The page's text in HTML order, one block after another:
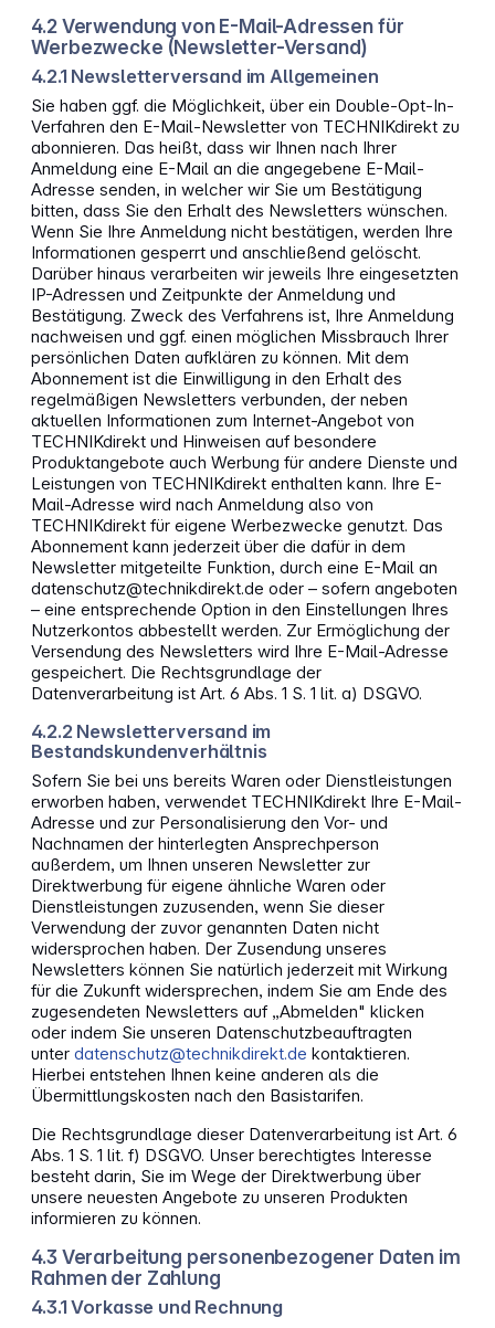
4.2 Verwendung von E-Mail-Adressen für
Werbezwecke (Newsletter-Versand)
4.2.1 Newsletterversand im Allgemeinen
Sie haben ggf. die Möglichkeit, über ein Double-Opt-In-
Verfahren den E-Mail-Newsletter von TECHNIKdirekt zu
abonnieren. Das heißt, dass wir Ihnen nach Ihrer
Anmeldung eine E-Mail an die angegebene E-Mail-
Adresse senden, in welcher wir Sie um Bestätigung
bitten, dass Sie den Erhalt des Newsletters wünschen.
Wenn Sie Ihre Anmeldung nicht bestätigen, werden Ihre
Informationen gesperrt und anschließend gelöscht.
Darüber hinaus verarbeiten wir jeweils Ihre eingesetzten
IP-Adressen und Zeitpunkte der Anmeldung und
Bestätigung. Zweck des Verfahrens ist, Ihre Anmeldung
nachweisen und ggf. einen möglichen Missbrauch Ihrer
persönlichen Daten aufklären zu können. Mit dem
Abonnement ist die Einwilligung in den Erhalt des
regelmäßigen Newsletters verbunden, der neben
aktuellen Informationen zum Internet-Angebot von
TECHNIKdirekt und Hinweisen auf besondere
Produktangebote auch Werbung für andere Dienste und
Leistungen von TECHNIKdirekt enthalten kann. Ihre E-
Mail-Adresse wird nach Anmeldung also von
TECHNIKdirekt für eigene Werbezwecke genutzt. Das
Abonnement kann jederzeit über die dafür in dem
Newsletter mitgeteilte Funktion, durch eine E-Mail an
datenschutz@technikdirekt.de oder – sofern angeboten
– eine entsprechende Option in den Einstellungen Ihres
Nutzerkontos abbestellt werden. Zur Ermöglichung der
Versendung des Newsletters wird Ihre E-Mail-Adresse
gespeichert. Die Rechtsgrundlage der
Datenverarbeitung ist Art. 6 Abs. 1 S. 1 lit. a) DSGVO.
4.2.2 Newsletterversand im
Bestandskundenverhältnis
Sofern Sie bei uns bereits Waren oder Dienstleistungen
erworben haben, verwendet TECHNIKdirekt Ihre E-Mail-
Adresse und zur Personalisierung den Vor- und
Nachnamen der hinterlegten Ansprechperson
außerdem, um Ihnen unseren Newsletter zur
Direktwerbung für eigene ähnliche Waren oder
Dienstleistungen zuzusenden, wenn Sie dieser
Verwendung der zuvor genannten Daten nicht
widersprochen haben. Der Zusendung unseres
Newsletters können Sie natürlich jederzeit mit Wirkung
für die Zukunft widersprechen, indem Sie am Ende des
zugesendeten Newsletters auf „Abmelden" klicken
oder indem Sie unseren Datenschutzbeauftragten
unterdatenschutz@technikdirekt.de kontaktieren.
Hierbei entstehen Ihnen keine anderen als die
Übermittlungskosten nach den Basistarifen.
Die Rechtsgrundlage dieser Datenverarbeitung ist Art. 6
Abs. 1 S. 1 lit. f) DSGVO. Unser berechtigtes Interesse
besteht darin, Sie im Wege der Direktwerbung über
unsere neuesten Angebote zu unseren Produkten
informieren zu können.
4.3 Verarbeitung personenbezogener Daten im
Rahmen der Zahlung
4.3.1 Vorkasse und Rechnung